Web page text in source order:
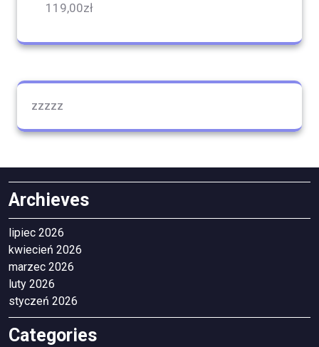
119,00zł
zzzzz
Archieves
lipiec 2026
kwiecień 2026
marzec 2026
luty 2026
styczeń 2026
Categories